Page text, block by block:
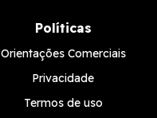
Políticas
Orientações Comerciais
Privacidade
Termos de uso